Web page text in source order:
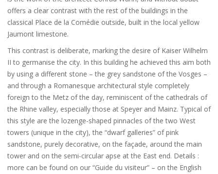
offers a clear contrast with the rest of the buildings in the
classical Place de la Comédie outside, built in the local yellow
Jaumont limestone.
This contrast is deliberate, marking the desire of Kaiser Wilhelm
II to germanise the city. In this building he achieved this aim both
by using a different stone – the grey sandstone of the Vosges –
and through a Romanesque architectural style completely
foreign to the Metz of the day, reminiscent of the cathedrals of
the Rhine valley, especially those at Speyer and Mainz. Typical of
this style are the lozenge-shaped pinnacles of the two West
towers (unique in the city), the “dwarf galleries” of pink
sandstone, purely decorative, on the façade, around the main
tower and on the semi-circular apse at the East end. Details :
more can be found on our “Guide du visiteur” – on the English